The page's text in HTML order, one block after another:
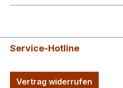
Service-Hotline
Vertrag widerrufen